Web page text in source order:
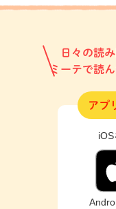
日々の読
ミーテで読
アプ